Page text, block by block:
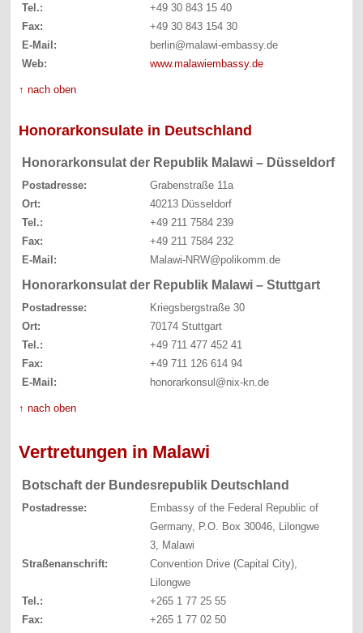
Tel.:
+49 30 843 15 40
Fax:
+49 30 843 154 30
E-Mail:
berlin@malawi-embassy.de
Web:
www.malawiembassy.de
↑ nach oben
Honorarkonsulate in Deutschland
Honorarkonsulat der Republik Malawi – Düsseldorf
Postadresse:
Grabenstraße 11a
Ort:
40213 Düsseldorf
Tel.:
+49 211 7584 239
Fax:
+49 211 7584 232
E-Mail:
Malawi-NRW@polikomm.de
Honorarkonsulat der Republik Malawi – Stuttgart
Postadresse:
Kriegsbergstraße 30
Ort:
70174 Stuttgart
Tel.:
+49 711 477 452 41
Fax:
+49 711 126 614 94
E-Mail:
honorarkonsul@nix-kn.de
↑ nach oben
Vertretungen in Malawi
Botschaft der Bundesrepublik Deutschland
Postadresse:
Embassy of the Federal Republic of
Germany, P.O. Box 30046, Lilongwe
3, Malawi
Straßenanschrift:
Convention Drive (Capital City),
Lilongwe
Tel.:
+265 1 77 25 55
Fax:
+265 1 77 02 50